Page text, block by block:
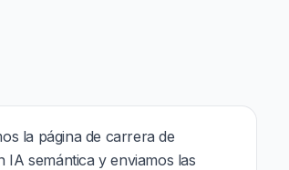
la página de carrera de
semántica y enviamos las